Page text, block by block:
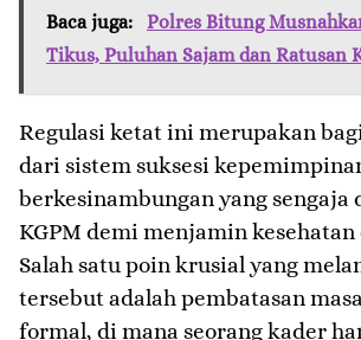
Baca juga:
Polres Bitung
Tikus, Puluhan Sajam dan Ratusan
​Regulasi ketat ini merupakan
dari sistem suksesi
berkesinambungan yang sengaja
KGPM demi menjamin kesehatan
Salah satu poin krusial yang
tersebut adalah pembatasan
formal, di mana seorang kader